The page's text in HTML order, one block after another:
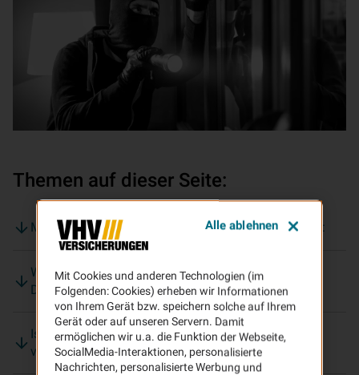
Themen auf dieser Seite:
Mit diesen 7 Tipps verringern Sie das Einbruchrisiko:
Welche Versicherung zahlt bei einem Einbruch mit
Diebstahl?
Ist Einbruchdiebstahl auch in einem Hotelzimmer
versichert?
Mit Cookies und anderen Technologien (im
Folgenden: Cookies) erheben wir Informationen
von Ihrem Gerät bzw. speichern solche auf Ihrem
Gerät oder auf unseren Servern. Damit
ermöglichen wir u.a. die Funktion der Webseite,
SocialMedia-Interaktionen, personalisierte
Nachrichten, personalisierte Werbung und
Alle ablehnen